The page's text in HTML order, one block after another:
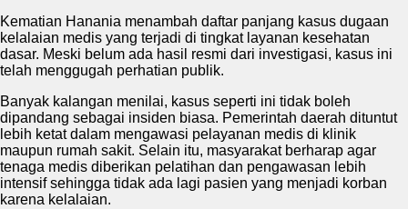
Kematian Hanania menambah daftar panjang kasus dugaan
kelalaian medis yang terjadi di tingkat layanan kesehatan
dasar. Meski belum ada hasil resmi dari investigasi, kasus ini
telah menggugah perhatian publik.
Banyak kalangan menilai, kasus seperti ini tidak boleh
dipandang sebagai insiden biasa. Pemerintah daerah dituntut
lebih ketat dalam mengawasi pelayanan medis di klinik
maupun rumah sakit. Selain itu, masyarakat berharap agar
tenaga medis diberikan pelatihan dan pengawasan lebih
intensif sehingga tidak ada lagi pasien yang menjadi korban
karena kelalaian.